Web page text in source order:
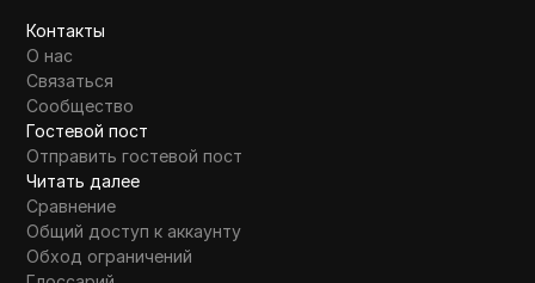
Контакты
О нас
Связаться
Сообщество
Гостевой пост
Отправить гостевой пост
Читать далее
Сравнение
Общий доступ к аккаунту
Обход ограничений